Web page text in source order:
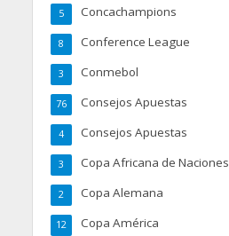
Concachampions
5
Conference League
8
Conmebol
3
Consejos Apuestas
76
Consejos Apuestas
4
Copa Africana de Naciones
3
Copa Alemana
2
Copa América
12